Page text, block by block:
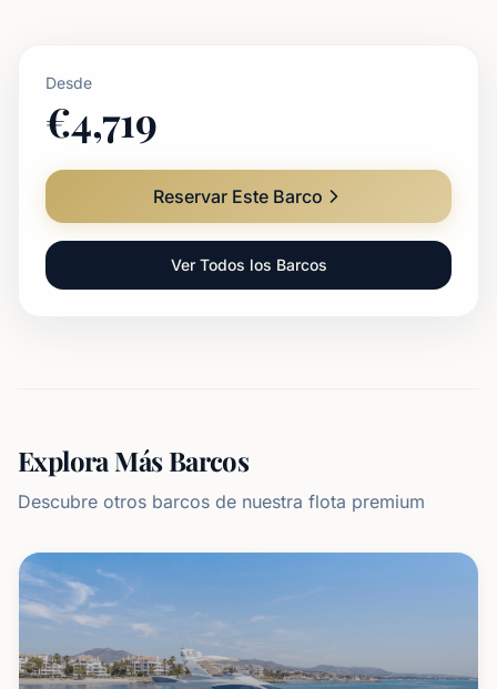
Desde
€4,719
Reservar Este Barco
Ver Todos los Barcos
Explora Más Barcos
Descubre otros barcos de nuestra flota premium